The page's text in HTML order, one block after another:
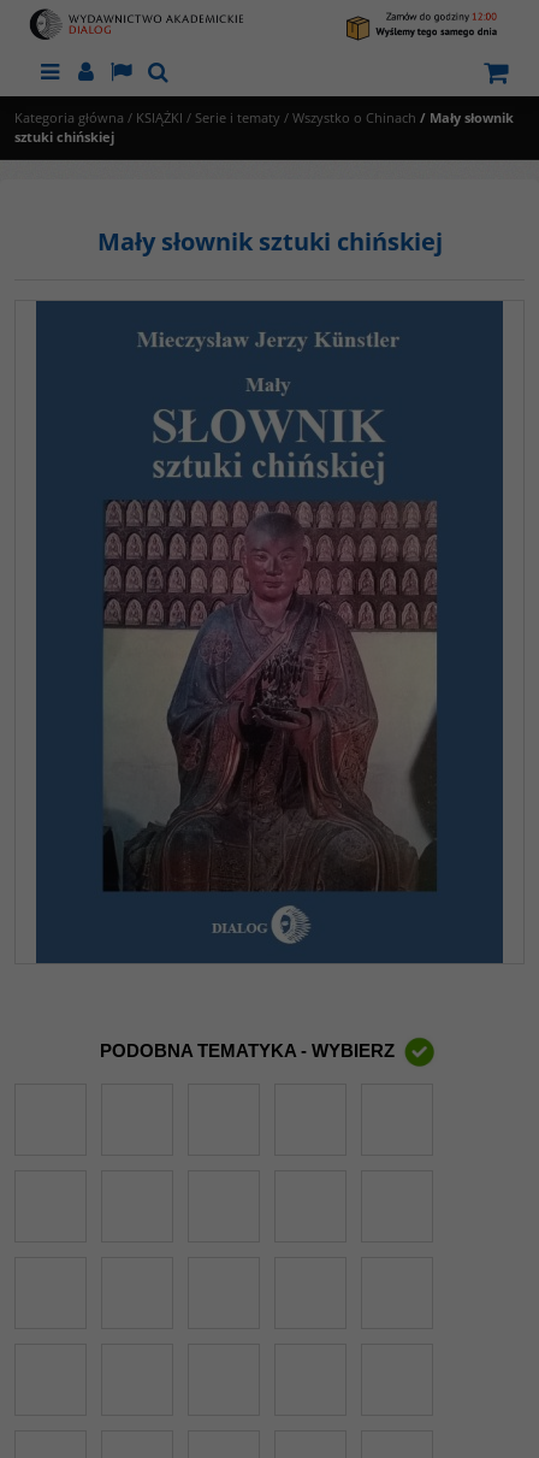
MenuPanelLangSzukaj
Kategoria główna / KSIĄŻKI / Serie i tematy / Wszystko o Chinach / Mały słownik
sztuki chińskiej
Mały słownik sztuki chińskiej
PODOBNA TEMATYKA - WYBIERZ